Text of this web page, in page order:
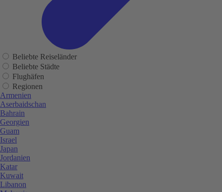
Beliebte Reiseländer
Beliebte Städte
Flughäfen
Regionen
Armenien
Aserbaidschan
Bahrain
Georgien
Guam
Israel
Japan
Jordanien
Katar
Kuwait
Libanon